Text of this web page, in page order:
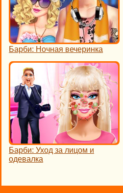
Барби: Ночная вечеринка
Барби: Уход за лицом и
одевалка